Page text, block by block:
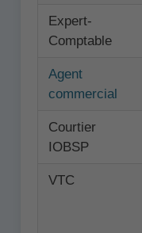
Expert-
Comptable
Agent
commercial
Courtier
IOBSP
VTC